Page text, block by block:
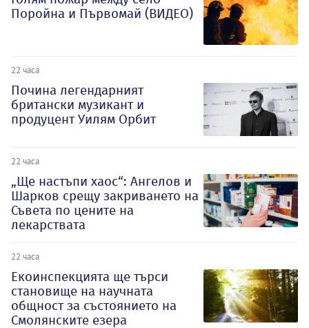
Поройна и Първомай (ВИДЕО)
22 часа
Почина легендарният
британски музикант и
продуцент Уилям Орбит
22 часа
„Ще настъпи хаос“: Ангелов и
Шарков срещу закриването на
Съвета по цените на
лекарствата
22 часа
Екоинспекцията ще търси
становище на научната
общност за състоянието на
Смолянските езера